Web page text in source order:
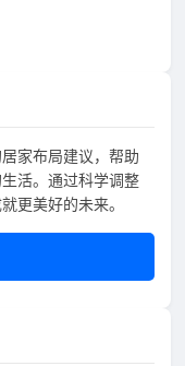
家布局建议，帮助
活。通过科学调整
更美好的未来。